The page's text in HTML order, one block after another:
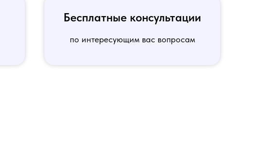
Бесплатные консультации
по интересующим вас вопросам